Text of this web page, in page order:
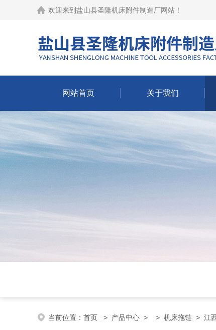
欢迎来到 盐山县圣隆机床附件制造厂网站 ！
网站首页 关于我们
当前位置： 首页 > 产品中心 > > 机床拖链 > 江